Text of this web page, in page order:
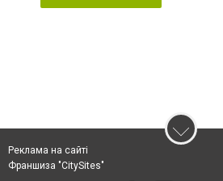
Реклама на сайті
Франшиза "CitySites"